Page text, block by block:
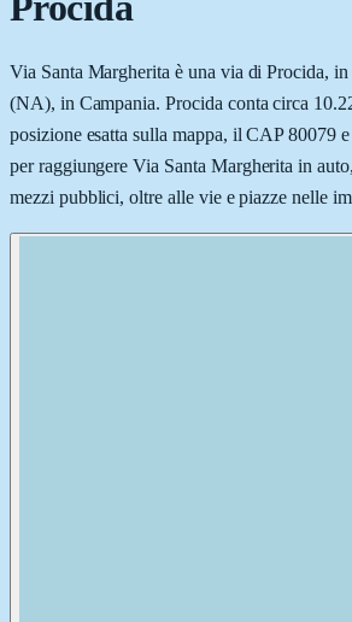
Via Santa Margherita è una via di Procida,
(NA), in Campania. Procida conta circa
posizione esatta sulla mappa, il CAP 80079
per raggiungere Via Santa Margherita in
mezzi pubblici, oltre alle vie e piazze nelle